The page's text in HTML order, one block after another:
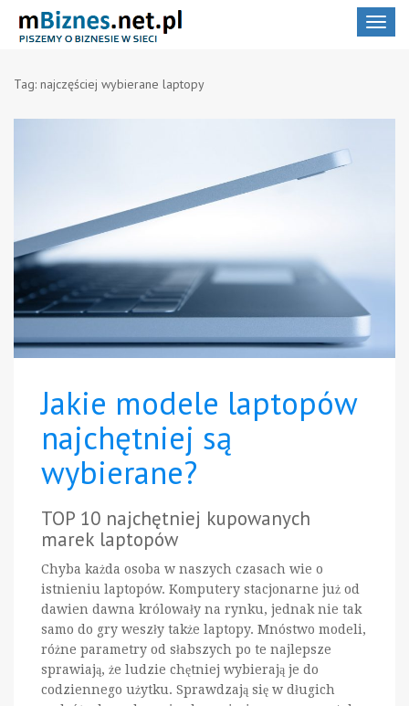
Toggle
Tag: najczęściej wybierane laptopy
Jakie modele laptopów
najchętniej są
wybierane?
TOP 10 najchętniej kupowanych
marek laptopów
Chyba każda osoba w naszych czasach wie o
istnieniu laptopów. Komputery stacjonarne już od
dawien dawna królowały na rynku, jednak nie tak
samo do gry weszły także laptopy. Mnóstwo modeli,
różne parametry od słabszych po te najlepsze
sprawiają, że ludzie chętniej wybierają je do
codziennego użytku. Sprawdzają się w długich